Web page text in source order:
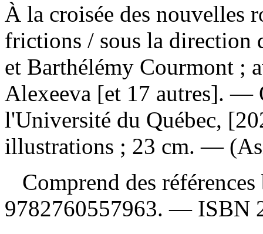
À la croisée des nouvelles
frictions / sous la direction
et Barthélémy Courmont ;
Alexeeva [et 17 autres]. —
l'Université du Québec,
illustrations ; 23 cm. —
Comprend des
9782760557963. — ISBN